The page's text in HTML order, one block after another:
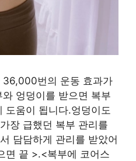
번의 운동 효과가
엉덩이를 받으면 복부
도움이 됩니다.엉덩이도
장 급했던 복부 관리를
담담하게 관리를 받았어
면 끝 >.<복부에 코어스